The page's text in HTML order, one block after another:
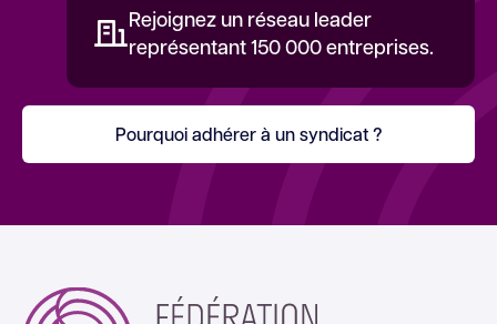
Rejoignez un réseau leader
représentant 150 000 entreprises.
Pourquoi adhérer à un syndicat ?